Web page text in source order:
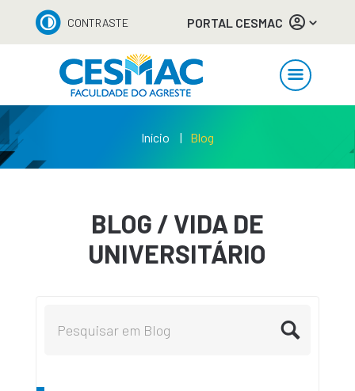
CONTRASTE PORTAL CESMAC
Início Blog
BLOG / VIDA DE
UNIVERSITÁRIO